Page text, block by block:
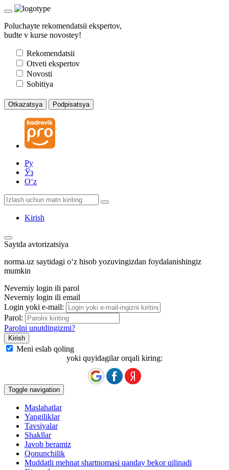
Poluchayte rekomendatsii ekspertov,
budte v kurse novostey!
Rekomendatsii
Otveti ekspertov
Novosti
Sobitiya
Otkazatsya Podpisatsya
Ру
Ўз
Oʻz
Kirish
Saytda avtorizatsiya
norma.uz saytidagi oʻz hisob yozuvingizdan foydalanishingiz
mumkin
Neverniy login ili parol
Neverniy login ili email
Login yoki e-mail:
Parol:
Parolni unutdingizmi?
Meni eslab qoling
yoki quyidagilar orqali kiring:
Toggle navigation
Maslahatlar
Yangiliklar
Tavsiyalar
Shakllar
Javob beramiz
Qonunchilik
Muddatli mehnat shartnomasi qanday bekor qilinadi